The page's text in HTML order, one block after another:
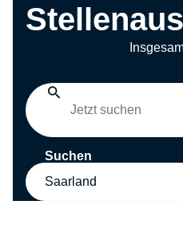
Suchen
Saarland